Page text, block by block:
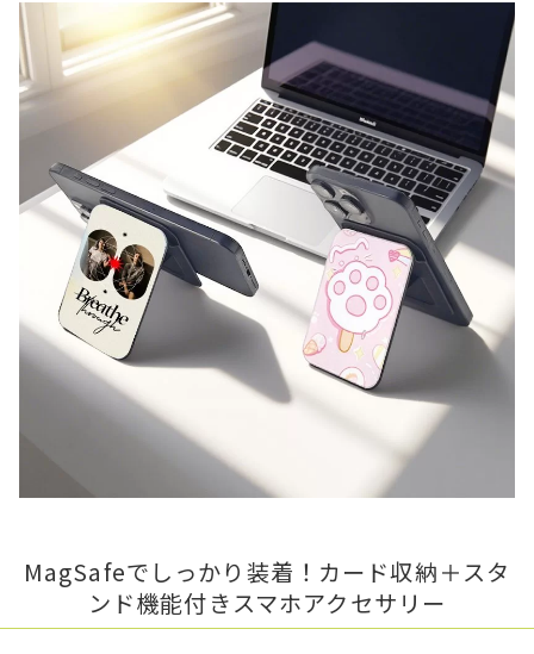
MagSafeでしっかり装着！カード収納＋スタ
ンド機能付きスマホアクセサリー